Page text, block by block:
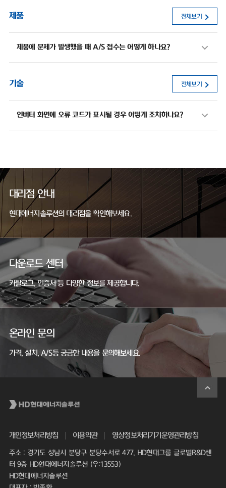
제품 전체보기
제품에 문제가 발생했을 때 A/S 접수는 어떻게 하나요?
기술 전체보기
인버터 화면에 오류 코드가 표시될 경우 어떻게 조치하나요?
대리점 안내
현대에너지솔루션의 대리점을 확인해보세요.
다운로드 센터
카탈로그, 인증서 등 다양한 정보를 제공합니다.
온라인 문의
가격, 설치, A/S등 궁금한 내용을 문의해보세요.
개인정보처리방침 이용약관 영상정보처리기기운영관리방침
주소 : 경기도 성남시 분당구 분당수서로 477, HD현대그룹 글로벌R&D센
터 9층 HD현대에너지솔루션 (우:13553)
HD현대에너지솔루션